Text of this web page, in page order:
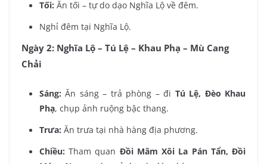
Tối: Ăn tối – tự do dạo Nghĩa Lộ về đêm.
Nghỉ đêm tại Nghĩa Lộ.
Ngày 2: Nghĩa Lộ – Tú Lệ – Khau Phạ – Mù Cang
Chải
Sáng: Ăn sáng – trả phòng – đi Tú Lệ, Đèo Khau
Phạ, chụp ảnh ruộng bậc thang.
Trưa: Ăn trưa tại nhà hàng địa phương.
Chiều: Tham quan Đồi Mâm Xôi La Pán Tẩn, Đồi